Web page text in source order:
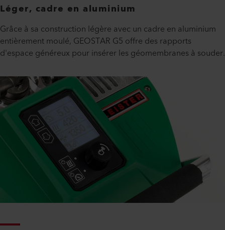
Léger, cadre en aluminium
Grâce à sa construction légère avec un cadre en aluminium
entièrement moulé, GEOSTAR G5 offre des rapports
d'espace généreux pour insérer les géomembranes à souder.